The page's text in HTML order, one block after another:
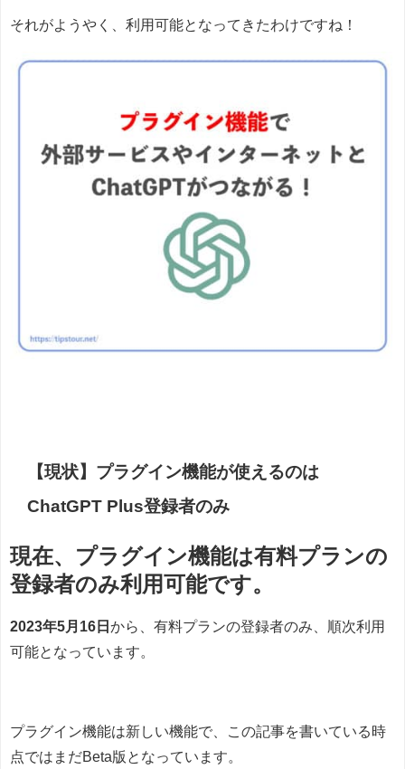
それがようやく、利用可能となってきたわけですね！
【現状】プラグイン機能が使えるのは
ChatGPT Plus登録者のみ
現在、プラグイン機能は有料プランの
登録者のみ利用可能です。
2023年5月16日 から、有料プランの登録者のみ、順次利用
可能となっています。
プラグイン機能は新しい機能で、この記事を書いている時
点ではまだBeta版となっています。